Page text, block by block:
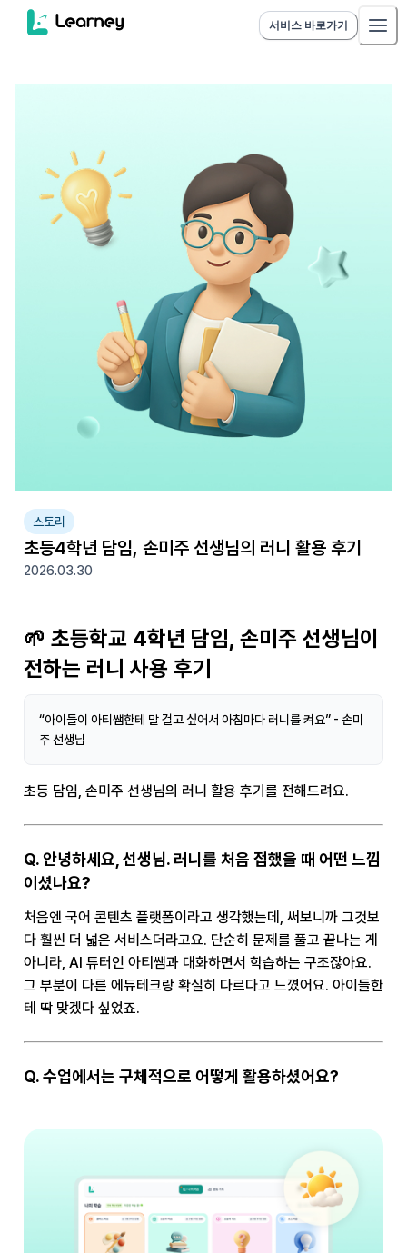
서비스 바로가기
스토리
초등4학년 담임, 손미주 선생님의 러니 활용 후기
2026.03.30
🌱 초등학교 4학년 담임, 손미주 선생님이
전하는 러니 사용 후기
“아이들이 아티쌤한테 말 걸고 싶어서 아침마다 러니를 켜요” - 손미
주 선생님
초등 담임, 손미주 선생님의 러니 활용 후기를 전해드려요.
Q. 안녕하세요, 선생님. 러니를 처음 접했을 때 어떤 느낌
이셨나요?
처음엔 국어 콘텐츠 플랫폼이라고 생각했는데, 써보니까 그것보
다 훨씬 더 넓은 서비스더라고요. 단순히 문제를 풀고 끝나는 게
아니라, AI 튜터인 아티쌤과 대화하면서 학습하는 구조잖아요.
그 부분이 다른 에듀테크랑 확실히 다르다고 느꼈어요. 아이들한
테 딱 맞겠다 싶었죠.
Q. 수업에서는 구체적으로 어떻게 활용하셨어요?